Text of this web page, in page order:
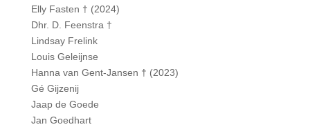
Elly Fasten † (2024)
Dhr. D. Feenstra †
Lindsay Frelink
Louis Geleijnse
Hanna van Gent-Jansen † (2023)
Gé Gijzenij
Jaap de Goede
Jan Goedhart